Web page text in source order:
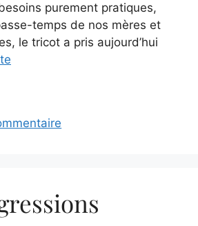
purement pratiques,
temps de nos mères et
le tricot a pris aujourd’hui